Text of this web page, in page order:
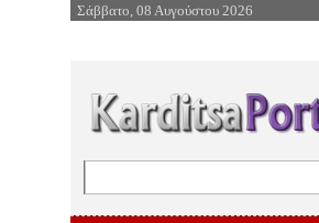
Επιστροφή στην
Σάββατο, 08 Αυγούστου 2026